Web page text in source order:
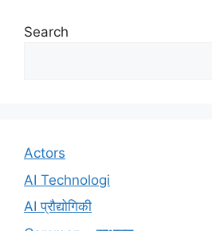
Search
Actors
AI Technologi
AI प्रौद्योगिकी